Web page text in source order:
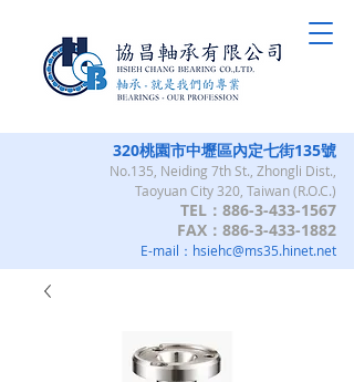
320桃園市中壢區內定七街135號
No.135, Neiding 7th St., Zhongli Dist.,
Taoyuan City 320, Taiwan (R.O.C.)
TEL：886-3-433-1567
FAX：886-3-433-1882
E-mail： hsiehc@ms35.hinet.net